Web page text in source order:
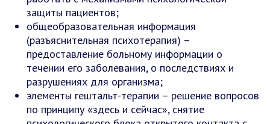
защиты пациентов;
общеобразовательная информация
(разъяснительная психотерапия) –
предоставление больному информации о
течении его заболевания, о последствиях и
разрушениях для организма;
элементы гештальт-терапии – решение вопросов
по принципу «здесь и сейчас», снятие